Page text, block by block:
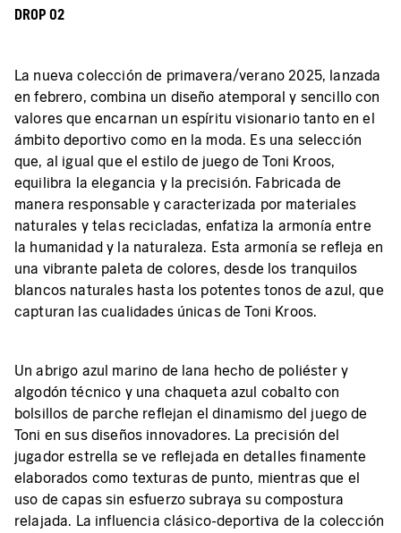
DROP 02
La nueva colección de primavera/verano 2025, lanzada
en febrero, combina un diseño atemporal y sencillo con
valores que encarnan un espíritu visionario tanto en el
ámbito deportivo como en la moda. Es una selección
que, al igual que el estilo de juego de Toni Kroos,
equilibra la elegancia y la precisión. Fabricada de
manera responsable y caracterizada por materiales
naturales y telas recicladas, enfatiza la armonía entre
la humanidad y la naturaleza. Esta armonía se refleja en
una vibrante paleta de colores, desde los tranquilos
blancos naturales hasta los potentes tonos de azul, que
capturan las cualidades únicas de Toni Kroos.
Un abrigo azul marino de lana hecho de poliéster y
algodón técnico y una chaqueta azul cobalto con
bolsillos de parche reflejan el dinamismo del juego de
Toni en sus diseños innovadores. La precisión del
jugador estrella se ve reflejada en detalles finamente
elaborados como texturas de punto, mientras que el
uso de capas sin esfuerzo subraya su compostura
relajada. La influencia clásico-deportiva de la colección